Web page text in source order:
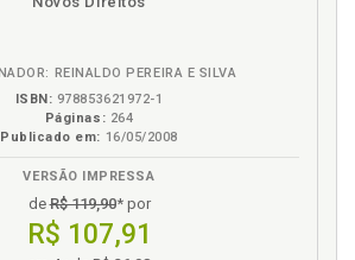
da ofensiva, p. 66
Considerações, p. 90
e "Operação Bahia": análise de
Considerações, p. 83
REINALDO PEREIRA E SILVA
ISBN: 978853621972-1
Páginas: 264
Publicado em: 16/05/2008
VERSÃO IMPRESSA
deR$ 119,90* por
R$ 107,91